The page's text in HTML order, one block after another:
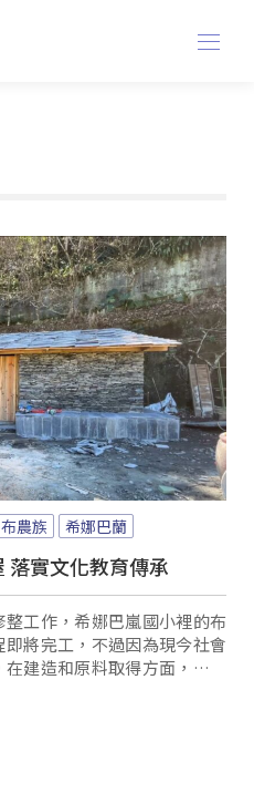
布農族 希娜巴蘭
落實文化教育傳承
工作，希娜巴嵐國小裡的布
將完工，不過因為現今社會
建造和原料取得方面，也歷
今，部落和學校也是滿懷感